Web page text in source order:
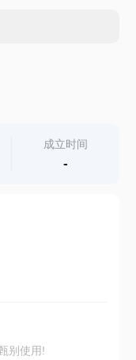
成立时间
-
别使用!